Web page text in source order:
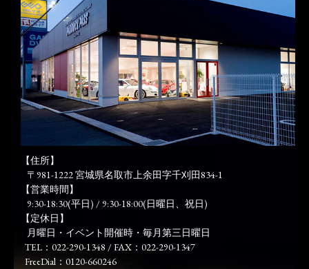
【住所】
〒981-1222 宮城県名取市上余田字千刈田834-1
【営業時間】
9:30-18:30(平日) / 9:30-18:00(日曜日、祝日)
【定休日】
月曜日・イベント開催時・毎月第三日曜日
TEL：022-290-1348 / FAX：022-290-1347
FreeDial：0120-660246